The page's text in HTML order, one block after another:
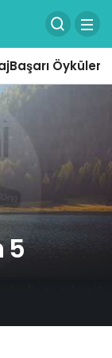
Başarı Öyküleri
5